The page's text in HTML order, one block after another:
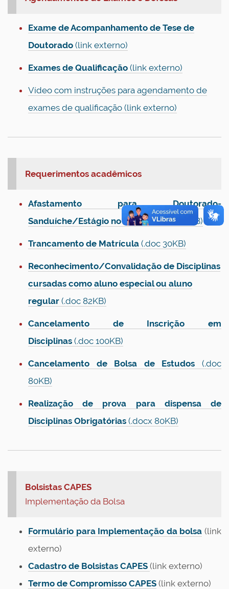
Exame de Acompanhamento de Tese de
Doutorado (link externo)
Exames de Qualificação (link externo)
Vídeo com instruções para agendamento de
exames de qualificação (link externo)
Requerimentos acadêmicos
Afastamento para Doutorado-
Sanduíche/Estágio no Exterior(.doc 56KB)
Trancamento de Matrícula (.doc 30KB)
Reconhecimento/Convalidação de Disciplinas
cursadas como aluno especial ou aluno
regular (.doc 82KB)
Cancelamento de Inscrição em
Disciplinas (.doc 100KB)
Cancelamento de Bolsa de Estudos (.doc
80KB)
Realização de prova para dispensa de
Disciplinas Obrigatórias (.docx 80KB)
Bolsistas CAPES
Implementação da Bolsa
Formulário para Implementação da bolsa (link
externo)
Cadastro de Bolsistas CAPES (link externo)
Termo de Compromisso CAPES (link externo)